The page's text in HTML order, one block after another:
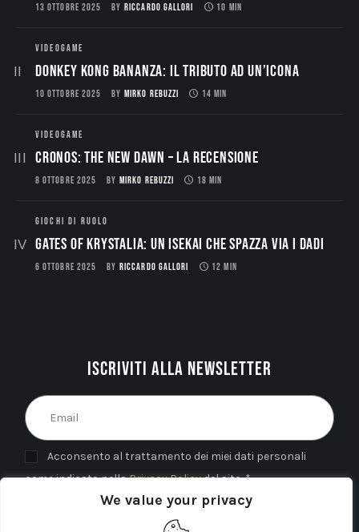
We value your privacy
13 OTTOBRE 2025 BY RICCARDO GALLORI 10 MIN
VIDEOGAME
Donkey Kong Bananza: Il Tributo ad un’Icona
10 OTTOBRE 2025 BY MIRKO REBUZZI 14 MIN
VIDEOGAME
CRONOS: THE NEW DAWN – La Recensione
8 OTTOBRE 2025 BY MIRKO REBUZZI 18 MIN
GIOCHI DI RUOLO
Gates of Krystalia: Un Isekai che spazza via i dadi
6 OTTOBRE 2025 BY RICCARDO GALLORI 12 MIN
Iscriviti alla newsletter
Acconsento al trattamento dei miei dati personali
come indicato nellaPrivacy Policydel sito. *
INVIA